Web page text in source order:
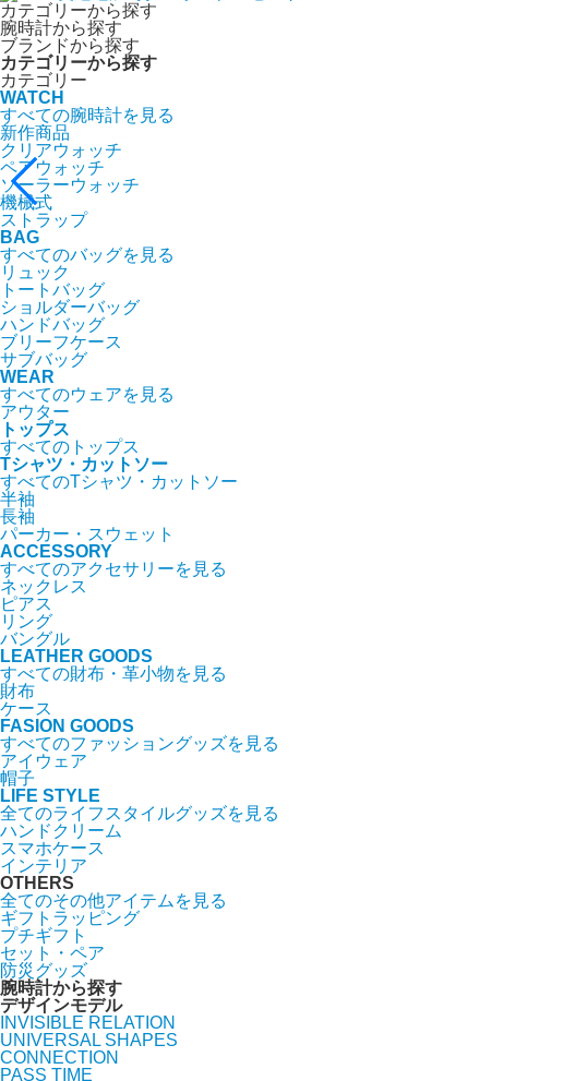
カテゴリーから探す
腕時計から探す
ブランドから探す
カテゴリーから探す
カテゴリー
WATCH
すべての腕時計を見る
新作商品
クリアウォッチ
ペアウォッチ
ソーラーウォッチ
機械式
ストラップ
BAG
すべてのバッグを見る
リュック
トートバッグ
ショルダーバッグ
ハンドバッグ
ブリーフケース
サブバッグ
WEAR
すべてのウェアを見る
アウター
トップス
すべてのトップス
Tシャツ・カットソー
すべてのTシャツ・カットソー
半袖
長袖
パーカー・スウェット
ACCESSORY
すべてのアクセサリーを見る
ネックレス
ピアス
リング
バングル
LEATHER GOODS
すべての財布・革小物を見る
財布
ケース
FASION GOODS
すべてのファッショングッズを見る
アイウェア
帽子
LIFE STYLE
全てのライフスタイルグッズを見る
ハンドクリーム
スマホケース
インテリア
OTHERS
全てのその他アイテムを見る
ギフトラッピング
プチギフト
セット・ペア
防災グッズ
腕時計から探す
デザインモデル
INVISIBLE RELATION
UNIVERSAL SHAPES
CONNECTION
PASS TIME